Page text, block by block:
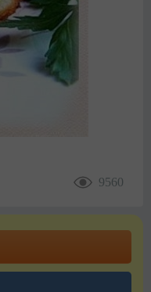
9560